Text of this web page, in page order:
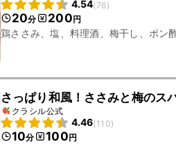
4.54(76)
20分 200円
鶏ささみ、塩、料理酒、梅干し、ポン
さっぱり和風！ささみと梅のス
クラシル公式
4.46(110)
10分 100円